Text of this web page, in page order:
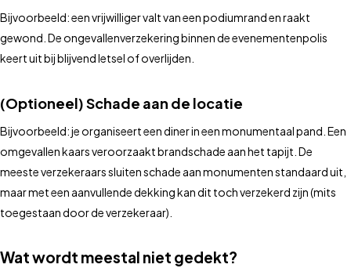
Bijvoorbeeld: een vrijwilliger valt van een podiumrand en raakt
gewond. De ongevallenverzekering binnen de evenementenpolis
keert uit bij blijvend letsel of overlijden.
(Optioneel) Schade aan de locatie
Bijvoorbeeld: je organiseert een diner in een monumentaal pand. Een
omgevallen kaars veroorzaakt brandschade aan het tapijt. De
meeste verzekeraars sluiten schade aan monumenten standaard uit,
maar met een aanvullende dekking kan dit toch verzekerd zijn (mits
toegestaan door de verzekeraar).
Wat wordt meestal niet gedekt?